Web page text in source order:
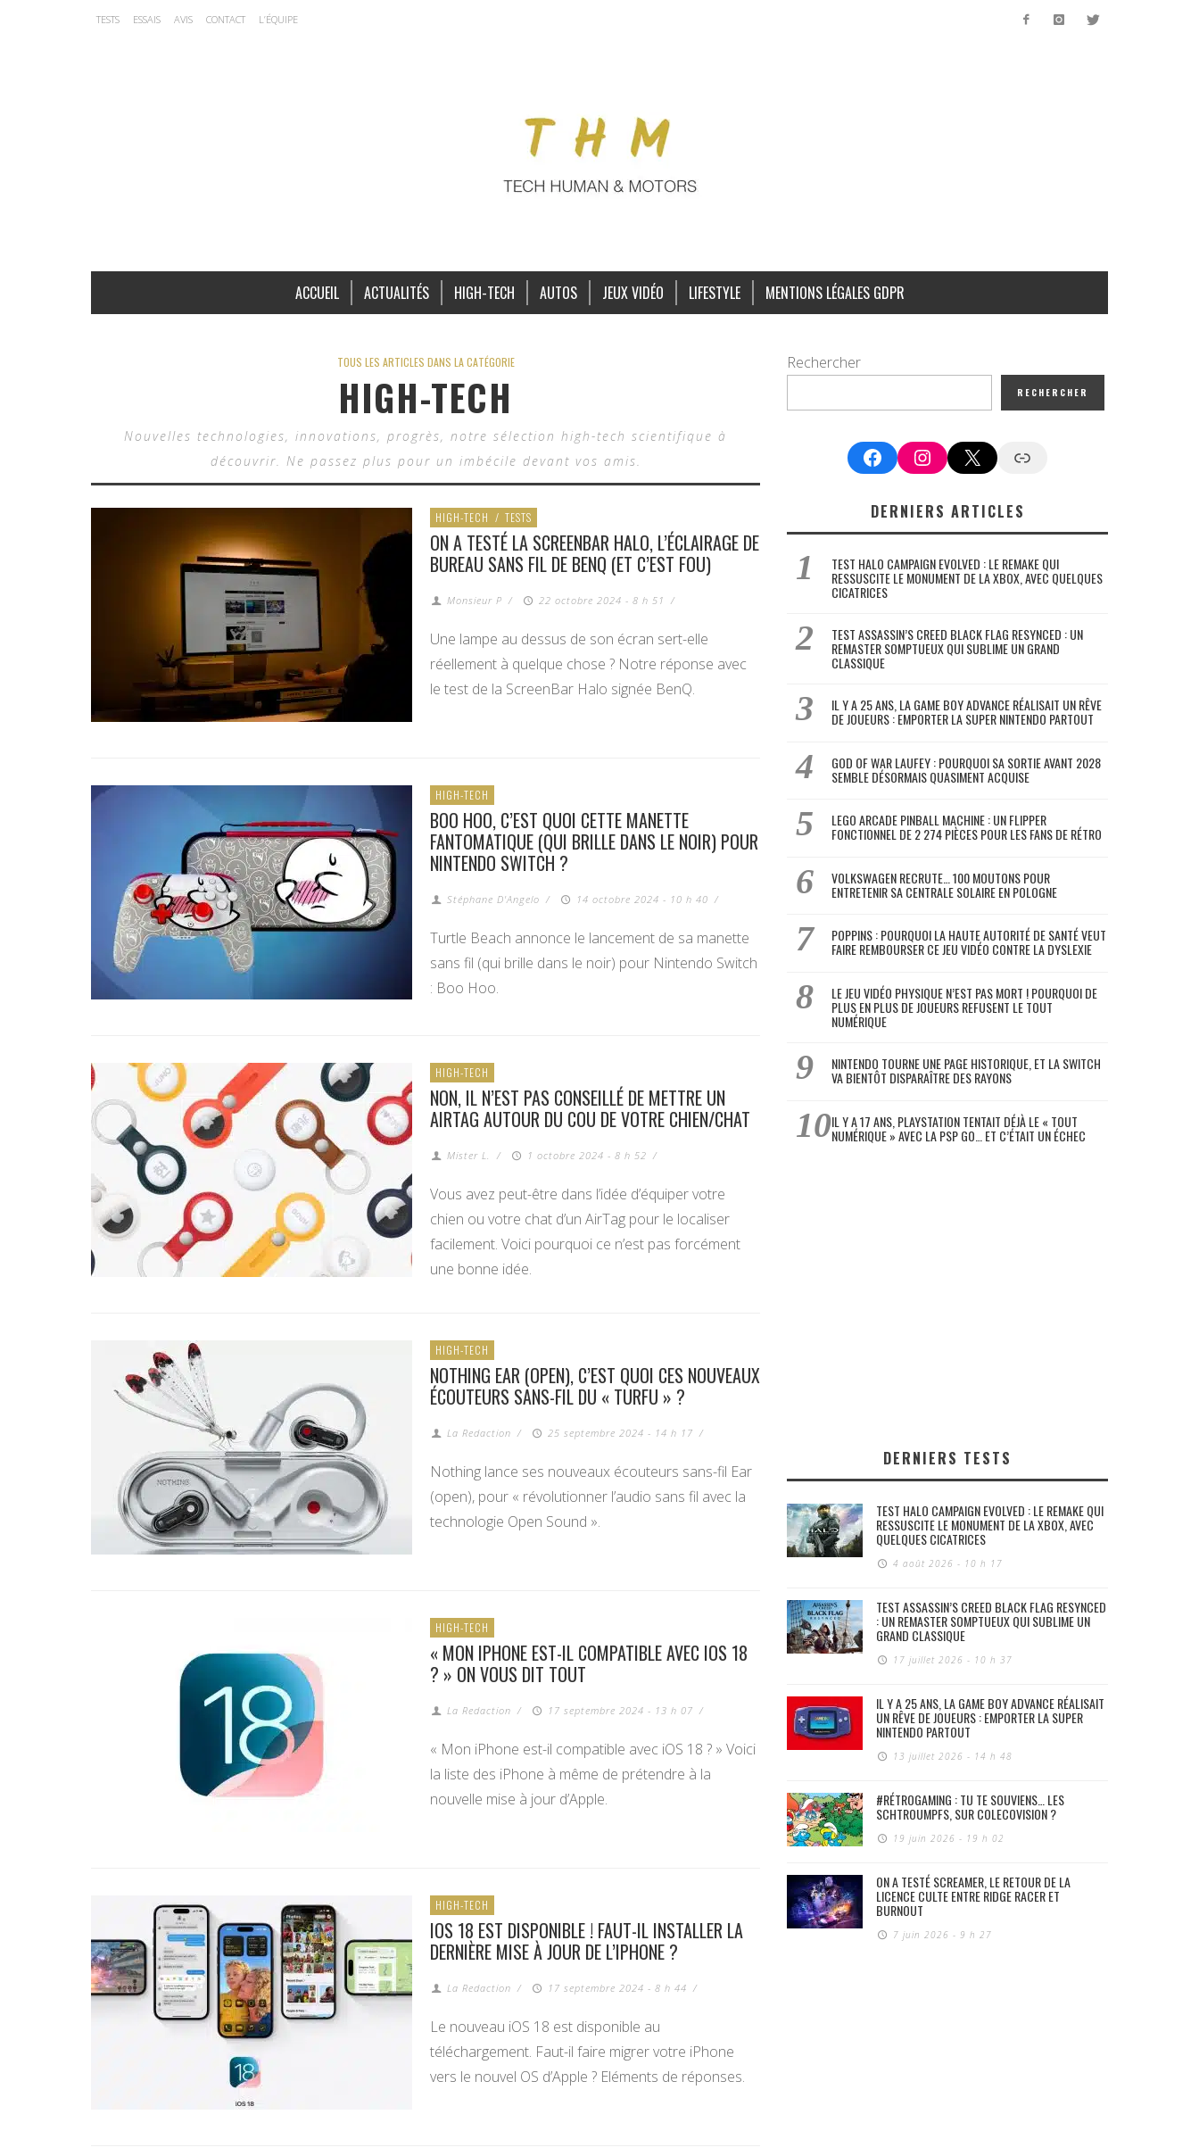
TESTS ESSAIS AVIS CONTACT L’ÉQUIPE
ACCUEIL ACTUALITÉS HIGH-TECH AUTOS JEUX VIDÉO LIFESTYLE MENTIONS LÉGALES GDPR
TOUS LES ARTICLES DANS LA CATÉGORIE
HIGH-TECH
Nouvelles technologies, innovations, progrès, notre sélection high-tech scientifique à
découvrir. Ne passez plus pour un imbécile devant vos amis.
HIGH-TECH / TESTS
ON A TESTÉ LA SCREENBAR HALO, L’ÉCLAIRAGE DE
BUREAU SANS FIL DE BENQ (ET C’EST FOU)
Monsieur P / 22 octobre 2024 - 8 h 51 /
Une lampe au dessus de son écran sert-elle
réellement à quelque chose ? Notre réponse avec
le test de la ScreenBar Halo signée BenQ.
HIGH-TECH
BOO HOO, C’EST QUOI CETTE MANETTE
FANTOMATIQUE (QUI BRILLE DANS LE NOIR) POUR
NINTENDO SWITCH ?
Stéphane D'Angelo / 14 octobre 2024 - 10 h 40 /
Turtle Beach annonce le lancement de sa manette
sans fil (qui brille dans le noir) pour Nintendo Switch
: Boo Hoo.
HIGH-TECH
NON, IL N’EST PAS CONSEILLÉ DE METTRE UN
AIRTAG AUTOUR DU COU DE VOTRE CHIEN/CHAT
Mister L. / 1 octobre 2024 - 8 h 52 /
Vous avez peut-être dans l’idée d’équiper votre
chien ou votre chat d’un AirTag pour le localiser
facilement. Voici pourquoi ce n’est pas forcément
une bonne idée.
HIGH-TECH
NOTHING EAR (OPEN), C’EST QUOI CES NOUVEAUX
ÉCOUTEURS SANS-FIL DU « TURFU » ?
La Redaction / 25 septembre 2024 - 14 h 17 /
Nothing lance ses nouveaux écouteurs sans-fil Ear
(open), pour « révolutionner l’audio sans fil avec la
technologie Open Sound ».
HIGH-TECH
« MON IPHONE EST-IL COMPATIBLE AVEC IOS 18
? » ON VOUS DIT TOUT
La Redaction / 17 septembre 2024 - 13 h 07 /
« Mon iPhone est-il compatible avec iOS 18 ? » Voici
la liste des iPhone à même de prétendre à la
nouvelle mise à jour d’Apple.
HIGH-TECH
IOS 18 EST DISPONIBLE ! FAUT-IL INSTALLER LA
DERNIÈRE MISE À JOUR DE L’IPHONE ?
La Redaction / 17 septembre 2024 - 8 h 44 /
Le nouveau iOS 18 est disponible au
téléchargement. Faut-il faire migrer votre iPhone
vers le nouvel OS d’Apple ? Eléments de réponses.
Rechercher
RECHERCHER
FacebookInstagram
X Google News
DERNIERS ARTICLES
TEST HALO CAMPAIGN EVOLVED : LE REMAKE QUI
RESSUSCITE LE MONUMENT DE LA XBOX, AVEC QUELQUES
CICATRICES
TEST ASSASSIN’S CREED BLACK FLAG RESYNCED : UN
REMASTER SOMPTUEUX QUI SUBLIME UN GRAND
CLASSIQUE
IL Y A 25 ANS, LA GAME BOY ADVANCE RÉALISAIT UN RÊVE
DE JOUEURS : EMPORTER LA SUPER NINTENDO PARTOUT
GOD OF WAR LAUFEY : POURQUOI SA SORTIE AVANT 2028
SEMBLE DÉSORMAIS QUASIMENT ACQUISE
LEGO ARCADE PINBALL MACHINE : UN FLIPPER
FONCTIONNEL DE 2 274 PIÈCES POUR LES FANS DE RÉTRO
VOLKSWAGEN RECRUTE… 100 MOUTONS POUR
ENTRETENIR SA CENTRALE SOLAIRE EN POLOGNE
POPPINS : POURQUOI LA HAUTE AUTORITÉ DE SANTÉ VEUT
FAIRE REMBOURSER CE JEU VIDÉO CONTRE LA DYSLEXIE
LE JEU VIDÉO PHYSIQUE N’EST PAS MORT ! POURQUOI DE
PLUS EN PLUS DE JOUEURS REFUSENT LE TOUT
NUMÉRIQUE
NINTENDO TOURNE UNE PAGE HISTORIQUE, ET LA SWITCH
VA BIENTÔT DISPARAÎTRE DES RAYONS
IL Y A 17 ANS, PLAYSTATION TENTAIT DÉJÀ LE « TOUT
NUMÉRIQUE » AVEC LA PSP GO… ET C’ÉTAIT UN ÉCHEC
DERNIERS TESTS
TEST HALO CAMPAIGN EVOLVED : LE REMAKE QUI
RESSUSCITE LE MONUMENT DE LA XBOX, AVEC
QUELQUES CICATRICES
4 août 2026 - 10 h 17
TEST ASSASSIN’S CREED BLACK FLAG RESYNCED
: UN REMASTER SOMPTUEUX QUI SUBLIME UN
GRAND CLASSIQUE
17 juillet 2026 - 10 h 37
IL Y A 25 ANS, LA GAME BOY ADVANCE RÉALISAIT
UN RÊVE DE JOUEURS : EMPORTER LA SUPER
NINTENDO PARTOUT
13 juillet 2026 - 14 h 48
#RÉTROGAMING : TU TE SOUVIENS… LES
SCHTROUMPFS, SUR COLECOVISION ?
19 juin 2026 - 19 h 02
ON A TESTÉ SCREAMER, LE RETOUR DE LA
LICENCE CULTE ENTRE RIDGE RACER ET
BURNOUT
7 juin 2026 - 9 h 27